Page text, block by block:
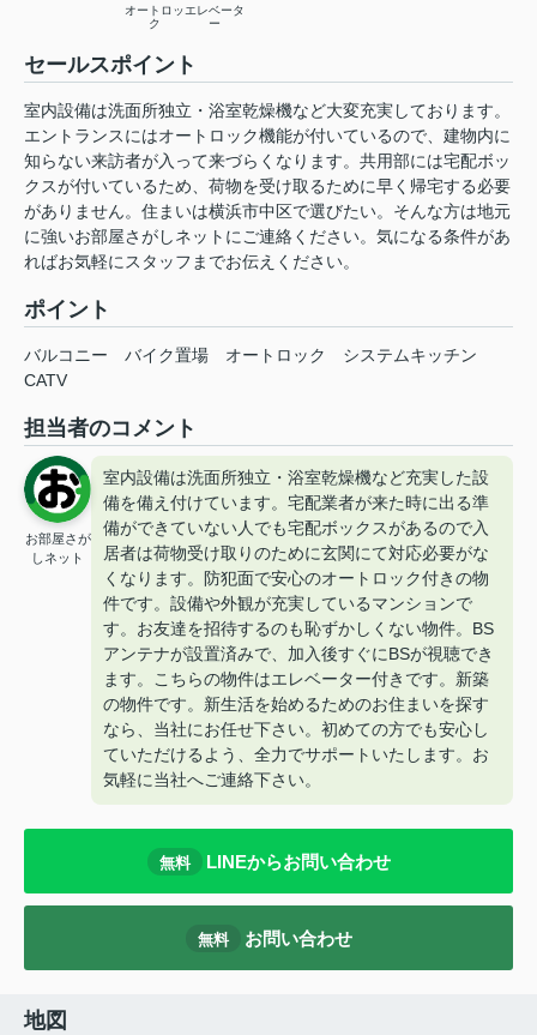
オートロッ
ク
エレベータ
ー
セールスポイント
室内設備は洗面所独立・浴室乾燥機など大変充実しております。
エントランスにはオートロック機能が付いているので、建物内に
知らない来訪者が入って来づらくなります。共用部には宅配ボッ
クスが付いているため、荷物を受け取るために早く帰宅する必要
がありません。住まいは横浜市中区で選びたい。そんな方は地元
に強いお部屋さがしネットにご連絡ください。気になる条件があ
ればお気軽にスタッフまでお伝えください。
ポイント
バルコニー バイク置場 オートロック
システムキッチン
CATV
担当者のコメント
お部屋さが
しネット
室内設備は洗面所独立・浴室乾燥機など充実した設
備を備え付けています。宅配業者が来た時に出る準
備ができていない人でも宅配ボックスがあるので入
居者は荷物受け取りのために玄関にて対応必要がな
くなります。防犯面で安心のオートロック付きの物
件です。設備や外観が充実しているマンションで
す。お友達を招待するのも恥ずかしくない物件。BS
アンテナが設置済みで、加入後すぐにBSが視聴でき
ます。こちらの物件はエレベーター付きです。新築
の物件です。新生活を始めるためのお住まいを探す
なら、当社にお任せ下さい。初めての方でも安心し
ていただけるよう、全力でサポートいたします。お
気軽に当社へご連絡下さい。
無料 LINEからお問い合わせ
無料 お問い合わせ
地図